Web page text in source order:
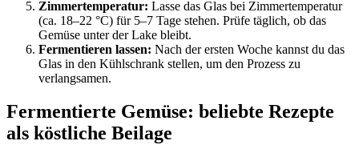
Zimmertemperatur: Lasse das Glas bei Zimmertemperatur
(ca. 18–22 °C) für 5–7 Tage stehen. Prüfe täglich, ob das
Gemüse unter der Lake bleibt.
Fermentieren lassen: Nach der ersten Woche kannst du das
Glas in den Kühlschrank stellen, um den Prozess zu
verlangsamen.
Fermentierte Gemüse: beliebte Rezepte
als köstliche Beilage